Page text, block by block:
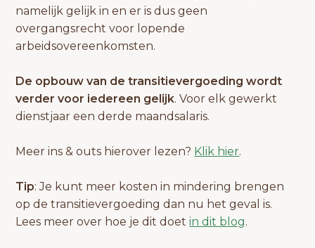
namelijk gelijk in en er is dus geen
overgangsrecht voor lopende
arbeidsovereenkomsten.
De opbouw van de transitievergoeding wordt
verder voor iedereen gelijk. Voor elk gewerkt
dienstjaar een derde maandsalaris.
Meer ins & outs hierover lezen? Klik hier.
Tip: Je kunt meer kosten in mindering brengen
op de transitievergoeding dan nu het geval is.
Lees meer over hoe je dit doetin dit blog.